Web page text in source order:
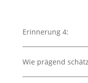
Erinnerung 4:
Wie prägend